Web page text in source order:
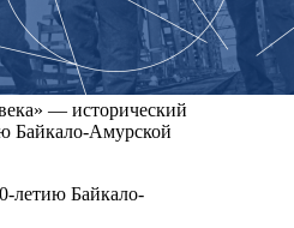
— исторический
Байкало-Амурской
летию Байкало-